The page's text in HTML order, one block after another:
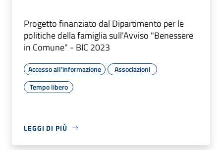
Progetto finanziato dal Dipartimento per le
politiche della famiglia sull'Avviso "Benessere
in Comune" - BIC 2023
Accesso all'informazione
Associazioni
Tempo libero
LEGGI DI PIÙ